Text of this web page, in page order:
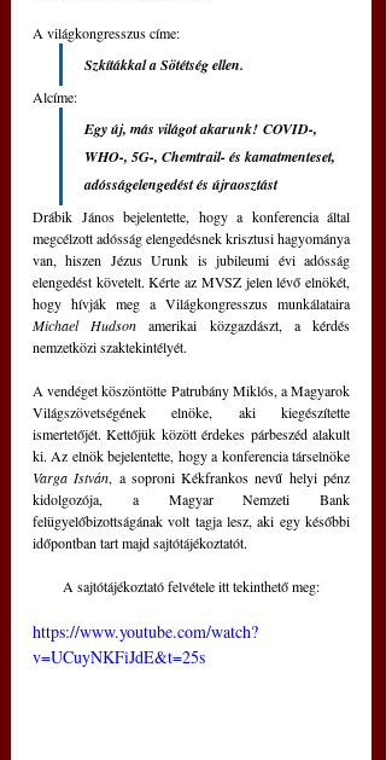
A világkongresszus címe:
Szkítákkal a Sötétség ellen.
Alcíme:
Egy új, más világot akarunk! COVID-,
WHO-, 5G-, Chemtrail- és kamatmenteset,
adósságelengedést és újraosztást
Drábik János bejelentette, hogy a konferencia által
megcélzott adósság elengedésnek krisztusi hagyománya
van, hiszen Jézus Urunk is jubileumi évi adósság
elengedést követelt. Kérte az MVSZ jelen lévő elnökét,
Michael Hudson amerikai közgazdászt, a kérdés
nemzetközi szaktekintélyét.
A vendéget köszöntötte Patrubány Miklós, a Magyarok
Világszövetségének elnöke, aki kiegészítette
ismertetőjét. Kettőjük között érdekes párbeszéd alakult
Varga István, a soproni Kékfrankos nevű helyi pénz
kidolgozója, a Magyar Nemzeti Bank
felügyelőbizottságának volt tagja lesz, aki egy későbbi
időpontban tart majd sajtótájékoztatót.
A sajtótájékoztató felvétele itt tekinthető meg:
https://www.youtube.com/watch?
v=UCuyNKFiJdE&t=25s